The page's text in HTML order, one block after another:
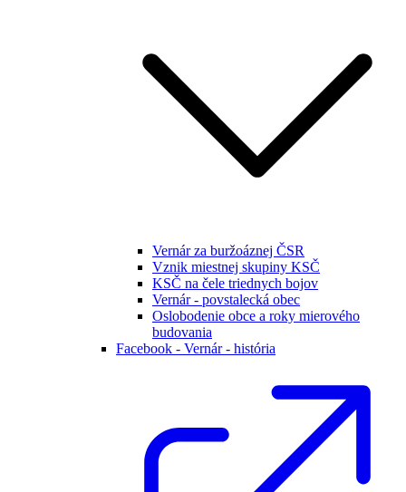
Vernár za buržoáznej ČSR
Vznik miestnej skupiny KSČ
KSČ na čele triednych bojov
Vernár - povstalecká obec
Oslobodenie obce a roky mierového
budovania
Facebook - Vernár - história